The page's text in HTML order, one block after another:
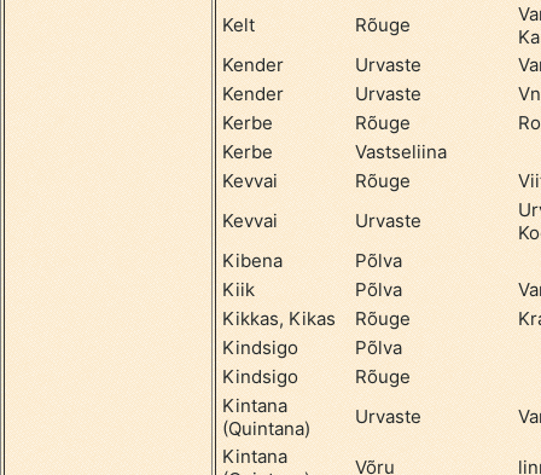
Kelt
Rõuge
Kender
Urvaste
Kender
Urvaste
Kerbe
Rõuge
Kerbe
Vastseliina
Kevvai
Rõuge
Kevvai
Urvaste
Kibena
Põlva
Kiik
Põlva
Kikkas, Kikas
Rõuge
Kindsigo
Põlva
Kindsigo
Rõuge
Kintana
(Quintana)
Urvaste
Kintana
Võru